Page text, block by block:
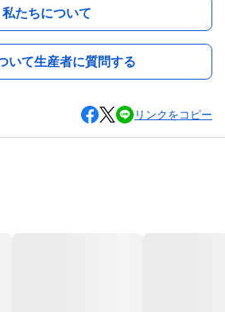
私たちについて
いて生産者に質問する
リンクをコピー